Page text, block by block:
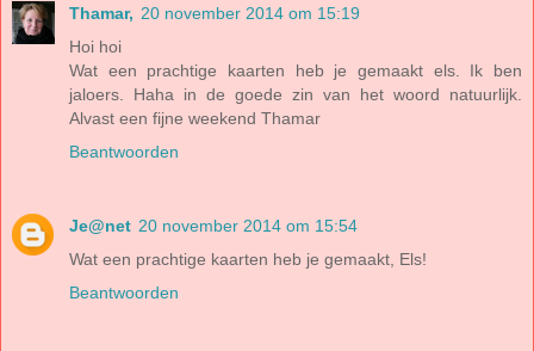
Thamar, 20 november 2014 om 15:19
Hoi hoi
Wat een prachtige kaarten heb je gemaakt els. Ik ben
jaloers. Haha in de goede zin van het woord natuurlijk.
Alvast een fijne weekend Thamar
Beantwoorden
Je@net 20 november 2014 om 15:54
Wat een prachtige kaarten heb je gemaakt, Els!
Beantwoorden